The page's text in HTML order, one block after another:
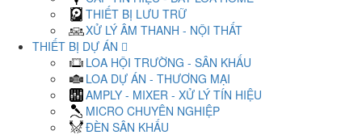
THIẾT BỊ LƯU TRỮ
XỬ LÝ ÂM THANH - NỘI THẤT
THIẾT BỊ DỰ ÁN
LOA HỘI TRƯỜNG - SÂN KHẤU
LOA DỰ ÁN - THƯƠNG MẠI
AMPLY - MIXER - XỬ LÝ TÍN HIỆU
MICRO CHUYÊN NGHIỆP
ĐÈN SÂN KHẤU